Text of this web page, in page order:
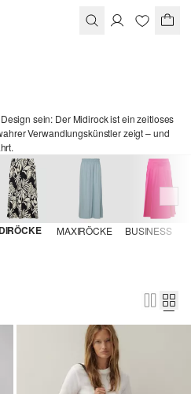
sein: Der Midirock ist ein zeitloses
Verwandlungskünstler zeigt – und
MAXIRÖCKE BUSINESS